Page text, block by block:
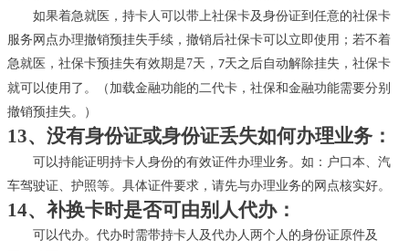
如果着急就医，持卡人可以带上社保卡及身份证到任意的社保卡
服务网点办理撤销预挂失手续，撤销后社保卡可以立即使用；若不着
急就医，社保卡预挂失有效期是7天， 7天之后自动解除挂失，社保卡
就可以使用了。（加载金融功能的二代卡，社保和金融功能需要分别
撤销预挂失。）
13、没有身份证或身份证丢失如何办理业务：
可以持能证明持卡人身份的有效证件办理业务。如：户口本、汽
车驾驶证、护照等。具体证件要求，请先与办理业务的网点核实好。
14、补换卡时是否可由别人代办：
可以代办。代办时需带持卡人及代办人两个人的身份证原件及